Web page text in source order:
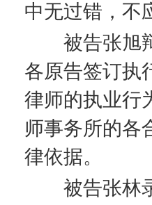
中无过错，不
被告张旭辩
各原告签订执
律师的执业行
师事务所的各
律依据。
被告张林录